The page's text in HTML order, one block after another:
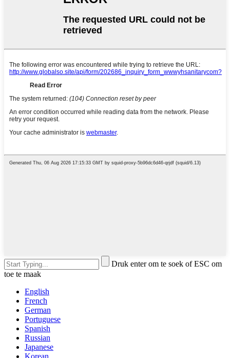
Druk enter om te soek of ESC om
toe te maak
English
French
German
Portuguese
Spanish
Russian
Japanese
Korean